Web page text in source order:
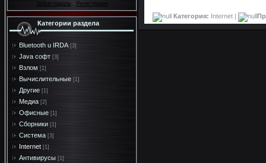
Забыл пароль · Регистрация
Категории раздела
Bluetooth u IRDA [3]
Java софт [3]
Взлом [1]
Вычислительные [1]
Другие [1]
Медиа [2]
Офисные [1]
Сборники [1]
Система [3]
Internet [1]
Антивирусы [1]
Категория: Internet |